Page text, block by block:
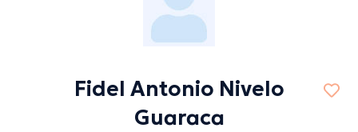
Fidel Antonio Nivelo
Guaraca